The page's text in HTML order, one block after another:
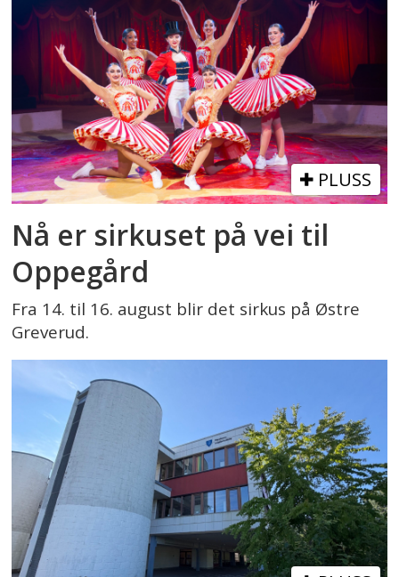
PLUSS
Nå er sirkuset på vei til
Oppegård
Fra 14. til 16. august blir det sirkus på Østre
Greverud.